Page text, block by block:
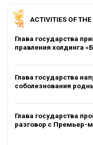
ACTIVITIES OF THE
Глава государства
правления холдинга
Глава государства
соболезнования
Глава государства
разговор с Премьер-